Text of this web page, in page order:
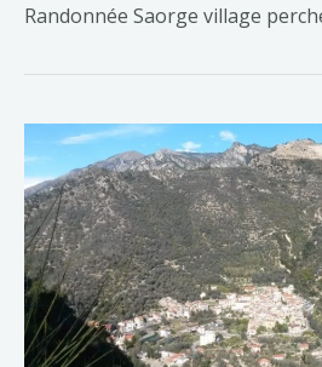
Randonnée Saorge village